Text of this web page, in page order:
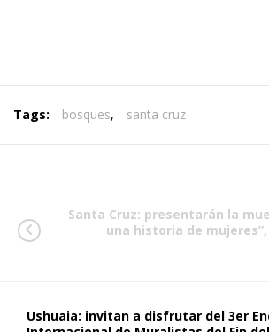
Tags: bosques, santa cruz
Santa Cruz: presentarán la
una historia de
Ushuaia: invitan a disfrutar del 3er